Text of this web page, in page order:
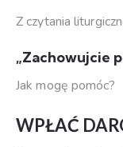
Z czytania
„Zachowujcie
Jak mogę pomóc?
WPŁAĆ